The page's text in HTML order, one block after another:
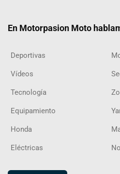
En Motorpasion Moto
Deportivas
Vídeos
Tecnología
Equipamiento
Honda
Eléctricas